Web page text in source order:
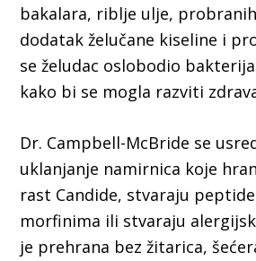
bakalara, riblje ulje,
dodatak želučane kiseline i
se želudac oslobodio
kako bi se mogla razviti
Dr. Campbell-McBride se
uklanjanje namirnica koje
rast Candide, stvaraju
morfinima ili stvaraju
je prehrana bez žitarica,